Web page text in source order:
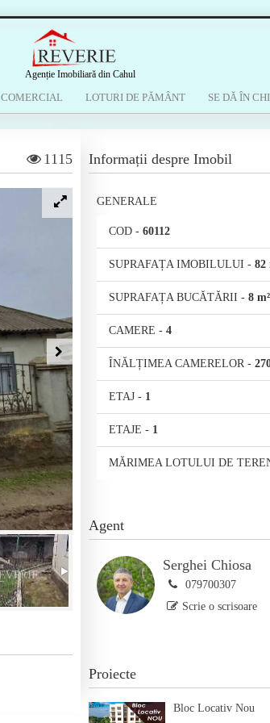
Agenție Imobiliară din Cahul
COMERCIAL LOTURI DE PĂMÂNT SE DĂ ÎN
1115 Informații despre Imobil
GENERALE
COD - 60112
SUPRAFAȚA IMOBILULUI - 82
SUPRAFAȚA BUCĂTĂRII - 8 m²
CAMERE - 4
ÎNĂLȚIMEA CAMERELOR-
ETAJ - 1
ETAJE - 1
MĂRIMEA LOTULUI DE
Agent
Serghei Chiosa
079700307
Scrie o scrisoare
Proiecte
Bloc Locativ Nou